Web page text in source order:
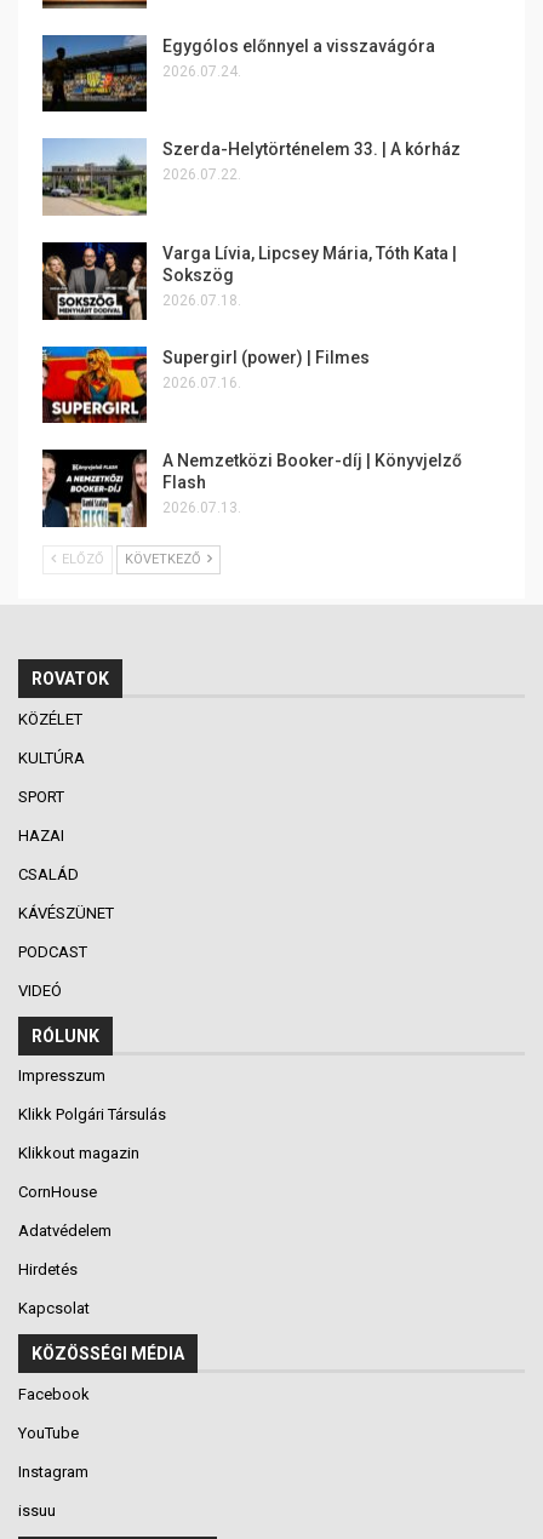
Egygólos előnnyel a visszavágóra
2026.07.24.
Szerda-Helytörténelem 33. | A kórház
2026.07.22.
Varga Lívia, Lipcsey Mária, Tóth Kata |
Sokszög
2026.07.18.
Supergirl (power) | Filmes
2026.07.16.
A Nemzetközi Booker-díj | Könyvjelző
Flash
2026.07.13.
ELŐZŐ KÖVETKEZŐ
ROVATOK
KÖZÉLET
KULTÚRA
SPORT
HAZAI
CSALÁD
KÁVÉSZÜNET
PODCAST
VIDEÓ
RÓLUNK
Impresszum
Klikk Polgári Társulás
Klikkout magazin
CornHouse
Adatvédelem
Hirdetés
Kapcsolat
KÖZÖSSÉGI MÉDIA
Facebook
YouTube
Instagram
issuu